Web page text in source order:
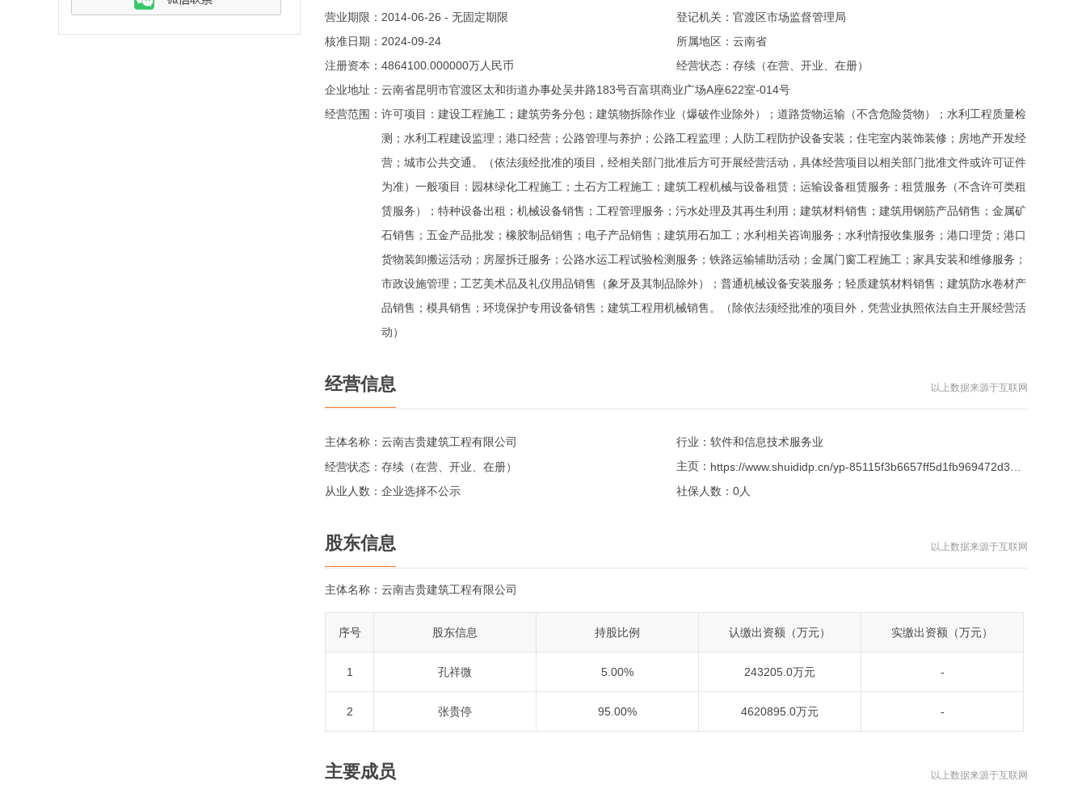
营业期限： 2014-06-26 - 无固定期限 登记机关： 官渡区市场监督管理局
核准日期： 2024-09-24 所属地区： 云南省
注册资本： 4864100.000000万人民币 经营状态： 存续（在营、开业、在册）
企业地址： 云南省昆明市官渡区太和街道办事处吴井路183号百富琪商业广场A座622室-014号
经营范围： 许可项目：建设工程施工；建筑劳务分包；建筑物拆除作业（爆破作业除外）；道路货物运输（不含危险货物）；水利工程质量检
测；水利工程建设监理；港口经营；公路管理与养护；公路工程监理；人防工程防护设备安装；住宅室内装饰装修；房地产开发经
营；城市公共交通。（依法须经批准的项目，经相关部门批准后方可开展经营活动，具体经营项目以相关部门批准文件或许可证件
为准）一般项目：园林绿化工程施工；土石方工程施工；建筑工程机械与设备租赁；运输设备租赁服务；租赁服务（不含许可类租
赁服务）；特种设备出租；机械设备销售；工程管理服务；污水处理及其再生利用；建筑材料销售；建筑用钢筋产品销售；金属矿
石销售；五金产品批发；橡胶制品销售；电子产品销售；建筑用石加工；水利相关咨询服务；水利情报收集服务；港口理货；港口
货物装卸搬运活动；房屋拆迁服务；公路水运工程试验检测服务；铁路运输辅助活动；金属门窗工程施工；家具安装和维修服务；
市政设施管理；工艺美术品及礼仪用品销售（象牙及其制品除外）；普通机械设备安装服务；轻质建筑材料销售；建筑防水卷材产
品销售；模具销售；环境保护专用设备销售；建筑工程用机械销售。（除依法须经批准的项目外，凭营业执照依法自主开展经营活
动）
经营信息 以上数据来源于互联网
主体名称： 云南吉贵建筑工程有限公司 行业： 软件和信息技术服务业
经营状态： 存续（在营、开业、在册） 主页：
https://www.shuididp.cn/yp-85115f3b6657ff5d1fb969472d33994a.html
从业人数： 企业选择不公示 社保人数： 0人
股东信息 以上数据来源于互联网
主体名称： 云南吉贵建筑工程有限公司
序号 股东信息 持股比例 认缴出资额（万元） 实缴出资额（万元）
1 孔祥微 5.00% 243205.0万元 -
2 张贵停 95.00% 4620895.0万元 -
主要成员 以上数据来源于互联网